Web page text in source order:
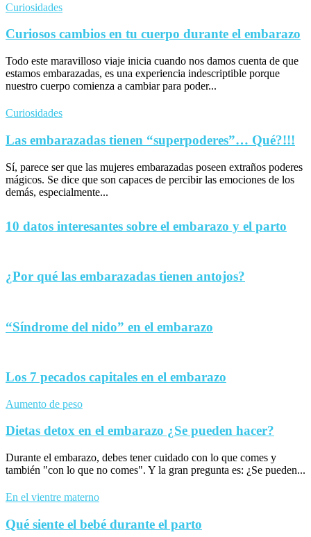
Curiosidades
Curiosos cambios en tu cuerpo durante el embarazo
Todo este maravilloso viaje inicia cuando nos damos cuenta de que
estamos embarazadas, es una experiencia indescriptible porque
nuestro cuerpo comienza a cambiar para poder...
Curiosidades
Las embarazadas tienen “superpoderes”… Qué?!!!
Sí, parece ser que las mujeres embarazadas poseen extraños poderes
mágicos. Se dice que son capaces de percibir las emociones de los
demás, especialmente...
10 datos interesantes sobre el embarazo y el parto
¿Por qué las embarazadas tienen antojos?
“Síndrome del nido” en el embarazo
Los 7 pecados capitales en el embarazo
Aumento de peso
Dietas detox en el embarazo ¿Se pueden hacer?
Durante el embarazo, debes tener cuidado con lo que comes y
también "con lo que no comes". Y la gran pregunta es: ¿Se pueden...
En el vientre materno
Qué siente el bebé durante el parto